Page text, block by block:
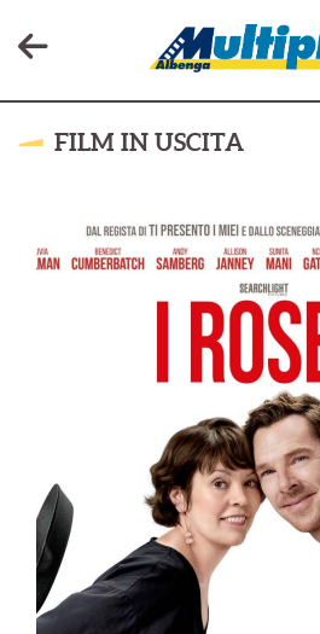
FILM IN USCITA